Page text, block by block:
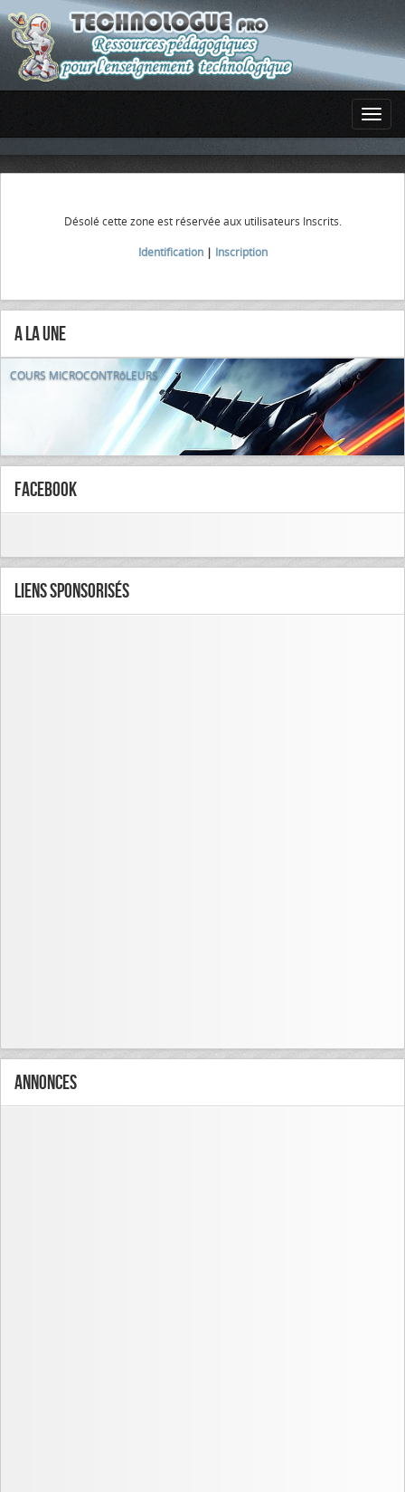
Désolé cette zone est réservée aux utilisateurs Inscrits.
Identification| Inscription
A la Une
COURS MICROCONTRôLEURS
FaceBook
Liens Sponsorisés
Annonces